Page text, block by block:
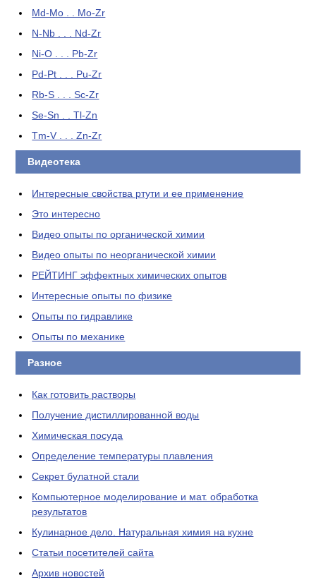
Md-Mo . . Mo-Zr
N-Nb . . . Nd-Zr
Ni-O . . . Pb-Zr
Pd-Pt . . . Pu-Zr
Rb-S . . . Sc-Zr
Se-Sn . . Tl-Zn
Tm-V . . . Zn-Zr
Видеотека
Интересные свойства ртути и ее применение
Это интересно
Видео опыты по органической химии
Видео опыты по неорганической химии
РЕЙТИНГ эффектных химических опытов
Интересные опыты по физике
Опыты по гидравлике
Опыты по механике
Разное
Как готовить растворы
Получение дистиллированной воды
Химическая посуда
Определение температуры плавления
Секрет булатной стали
Компьютерное моделирование и мат. обработка
результатов
Кулинарное дело. Натуральная химия на кухне
Статьи посетителей сайта
Архив новостей